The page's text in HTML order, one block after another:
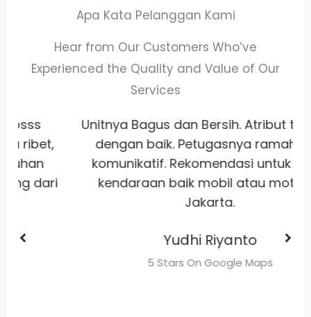
Apa Kata Pelanggan Kami
Hear from Our Customers Who’ve
Experienced the Quality and Value of Our
Services
Unitnya Bagus dan Bersih. Atribut terawat
dengan baik. Petugasnya ramah dan
komunikatif. Rekomendasi untuk sewa
kendaraan baik mobil atau motor di
Yudhi Riyanto
5 Stars On Google Maps